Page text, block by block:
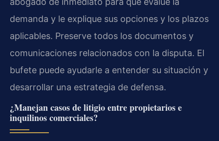
demanda y le explique sus opciones y los plazos
aplicables. Preserve todos los documentos y
comunicaciones relacionados con la disputa. El
bufete puede ayudarle a entender su situación y
desarrollar una estrategia de defensa.
¿Manejan casos de litigio entre propietarios e
inquilinos comerciales?